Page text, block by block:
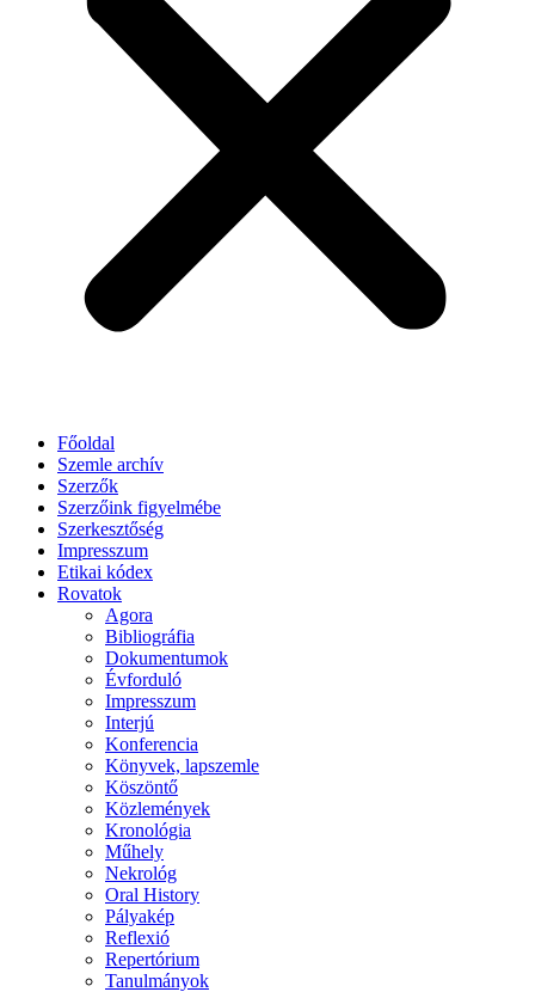
Főoldal
Szemle archív
Szerzők
Szerzőink figyelmébe
Szerkesztőség
Impresszum
Etikai kódex
Rovatok
Agora
Bibliográfia
Dokumentumok
Évforduló
Impresszum
Interjú
Konferencia
Könyvek, lapszemle
Köszöntő
Közlemények
Kronológia
Műhely
Nekrológ
Oral History
Pályakép
Reflexió
Repertórium
Tanulmányok